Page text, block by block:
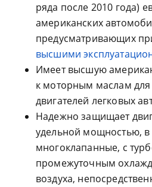
ряда после 2010 года)
американских
предусматривающих
высшими
Имеет высшую
к моторным маслам
двигателей легковых
Надежно защищает
удельной мощностью, в
многоклапанные, с
промежуточным
воздуха,